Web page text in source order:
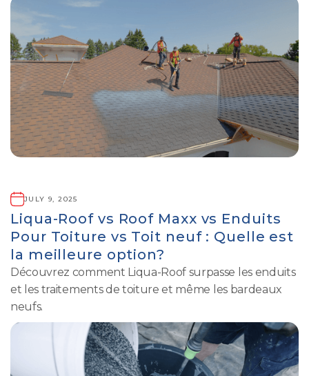
JULY 9, 2025
Liqua-Roof vs Roof Maxx vs Enduits
Pour Toiture vs Toit neuf : Quelle est
la meilleure option?
Découvrez comment Liqua-Roof surpasse les enduits
et les traitements de toiture et même les bardeaux
neufs.